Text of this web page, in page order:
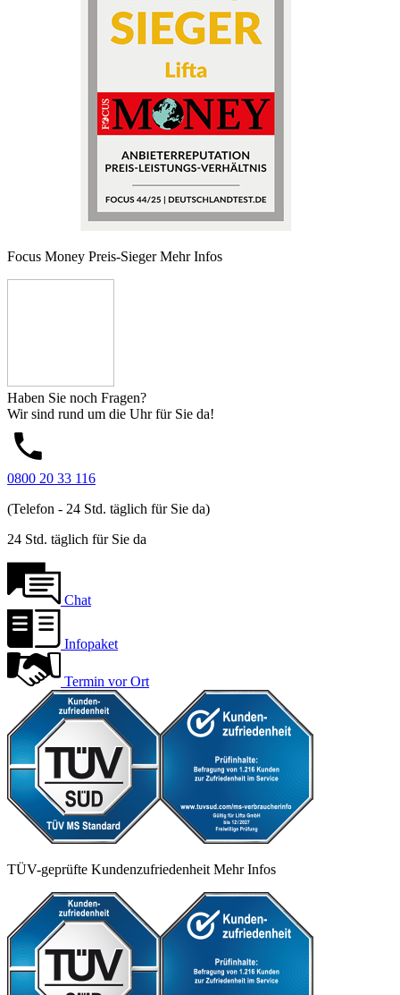
Focus Money Preis-SiegerMehr Infos
Haben Sie noch Fragen?
Wir sind rund um die Uhr für Sie da!
0800 20 33 116
(Telefon - 24 Std. täglich für Sie da)
24 Std. täglich für Sie da
Chat
Infopaket
Termin vor Ort
TÜV-geprüfte Kundenzufriedenheit Mehr Infos